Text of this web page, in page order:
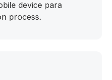
device para
process.